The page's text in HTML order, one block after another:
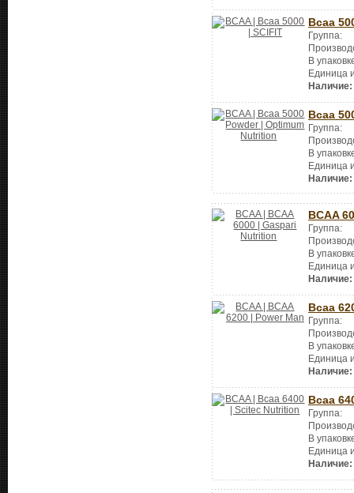
Bcaa
Группа:
В
Единица
Наличие:
Bcaa
Группа:
В
Единица
Наличие:
BCAA
Группа:
В
Единица
Наличие:
Bcaa
Группа:
В
Единица
Наличие:
Bcaa
Группа:
В
Единица
Наличие: